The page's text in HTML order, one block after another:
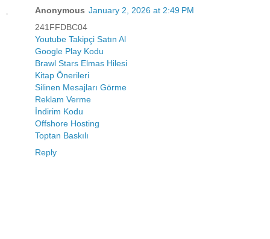
Anonymous January 2, 2026 at 2:49 PM
241FFDBC04
Youtube Takipçi Satın Al
Google Play Kodu
Brawl Stars Elmas Hilesi
Kitap Önerileri
Silinen Mesajları Görme
Reklam Verme
İndirim Kodu
Offshore Hosting
Toptan Baskılı
Reply